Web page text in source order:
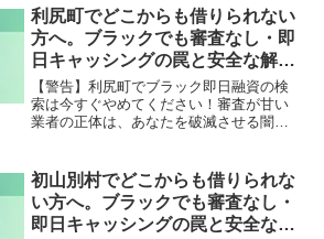
中頓別町で違法業者を避け、借金地獄か
ら抜け出した方々の実体験と確実な解決
策を完全公開。
利尻町でどこからも借りられない
方へ。ブラックでも審査なし・即
日キャッシングの罠と安全な解決
策
【警告】利尻町でブラック即日融資の検
索は今すぐやめてください！審査が甘い
業者の正体は、あなたを破滅させる闇金
町で違法業者を避け、借金地獄から抜け
出した方々の実体験と確実な解決策を完
全公開。
初山別村でどこからも借りられな
い方へ。ブラックでも審査なし・
即日キャッシングの罠と安全な解